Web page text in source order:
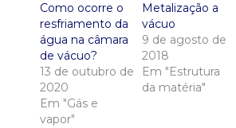
Como ocorre o
resfriamento da
água na câmara
de vácuo?
13 de outubro de
2020
Em "Gás e
vapor"
Metalização a
vácuo
9 de agosto de
2018
Em "Estrutura
da matéria"